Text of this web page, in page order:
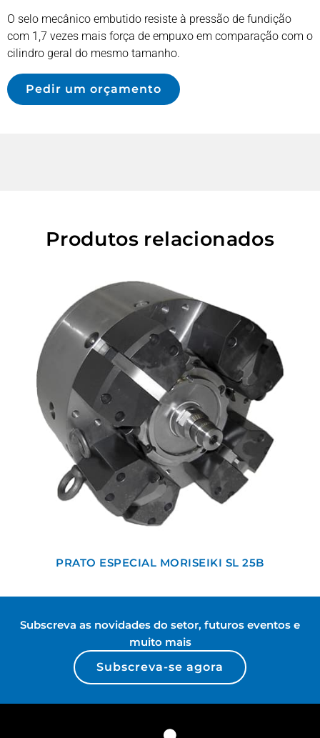
O selo mecânico embutido resiste à pressão de fundição
com 1,7 vezes mais força de empuxo em comparação com o
cilindro geral do mesmo tamanho.
Pedir um orçamento
Produtos relacionados
PRATO ESPECIAL MORISEIKI SL 25B
Subscreva as novidades do setor, futuros eventos e
muito mais
Subscreva-se agora